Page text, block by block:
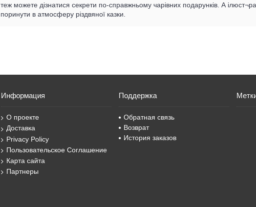
теж можете дізнатися секрети по-справжньому чарівних подарунків. А
поринути в атмосферу різдвяної казки.
Информация
О проекте
Доставка
Privacy Policy
Пользовательское Соглашение
Карта сайта
Партнеры
Поддержка
Обратная связь
Возврат
История заказов